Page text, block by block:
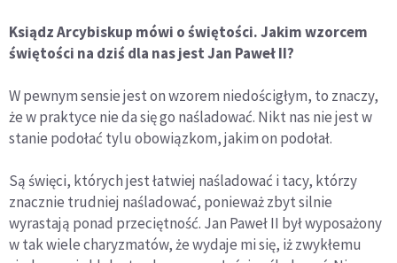
Ksiądz Arcybiskup mówi o świętości. Jakim wzorcem
świętości na dziś dla nas jest Jan Paweł II?
W pewnym sensie jest on wzorem niedościgłym, to znaczy,
że w praktyce nie da się go naśladować. Nikt nas nie jest w
stanie podołać tylu obowiązkom, jakim on podołał.
Są święci, których jest łatwiej naśladować i tacy, którzy
znacznie trudniej naśladować, ponieważ zbyt silnie
wyrastają ponad przeciętność. Jan Paweł II był wyposażony
w tak wiele charyzmatów, że wydaje mi się, iż zwykłemu